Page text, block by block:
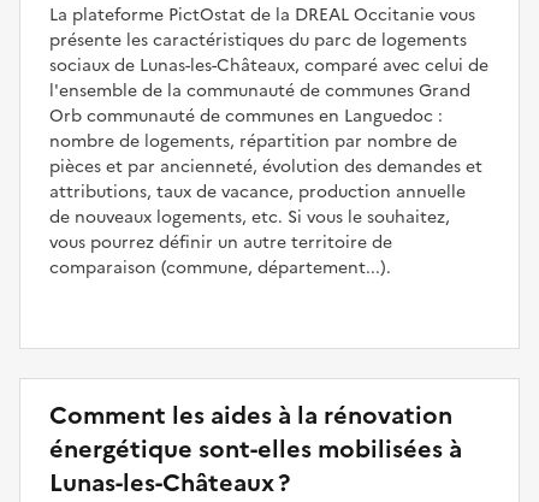
La plateforme PictOstat de la DREAL Occitanie vous
présente les caractéristiques du parc de logements
sociaux de Lunas-les-Châteaux, comparé avec celui de
l'ensemble de la communauté de communes Grand
Orb communauté de communes en Languedoc :
nombre de logements, répartition par nombre de
pièces et par ancienneté, évolution des demandes et
attributions, taux de vacance, production annuelle
de nouveaux logements, etc. Si vous le souhaitez,
vous pourrez définir un autre territoire de
comparaison (commune, département...).
Comment les aides à la rénovation
énergétique sont-elles mobilisées à
Lunas-les-Châteaux ?